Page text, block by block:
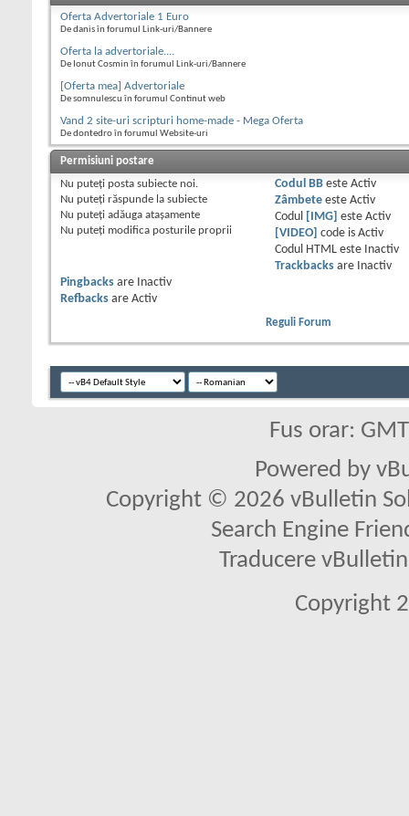
Oferta Advertoriale 1 Euro
De danis în forumul Link-uri/Bannere
Oferta la advertoriale....
De Ionut Cosmin în forumul Link-uri/Bannere
[Oferta mea] Advertoriale
De somnulescu în forumul Continut web
Vand 2 site-uri scripturi home-made - Mega Oferta
De dontedro în forumul Website-uri
Permisiuni postare
Nu puteţi posta subiecte noi.
Nu puteţi răspunde la subiecte
Nu puteţi adăuga ataşamente
Nu puteţi modifica posturile proprii
Codul BBeste Activ
Zâmbeteeste Activ
Codul
[IMG] este Activ
[VIDEO] code is Activ
Codul HTML este
Inactiv
Trackbacksare
Inactiv
Pingbacks are
Inactiv
Refbacks are Activ
Reguli Forum
Fus orar:
Powered by
Copyright © 2026 vBulletin
Search Engine
Traducere
Copyright